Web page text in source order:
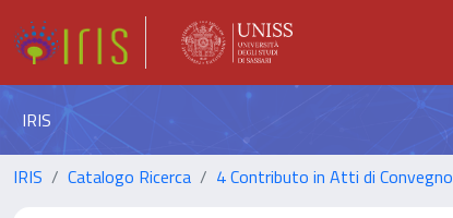
IRIS
IRIS Catalogo Ricerca 4 Contributo in Atti di